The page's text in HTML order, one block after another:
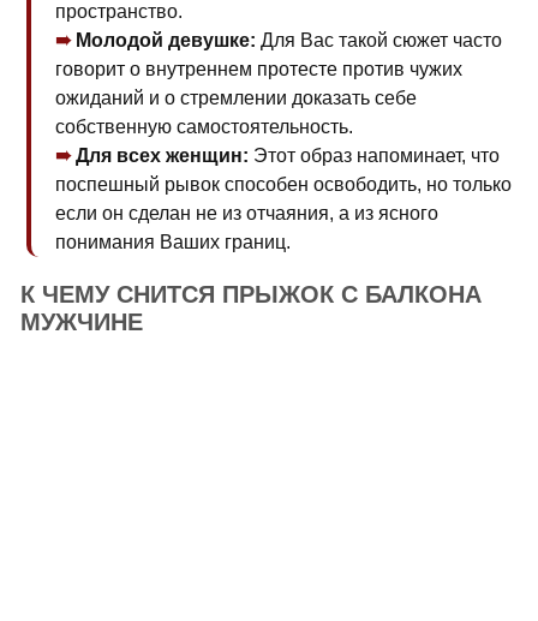
пространство.
Молодой девушке: Для Вас такой сюжет часто
говорит о внутреннем протесте против чужих
ожиданий и о стремлении доказать себе
собственную самостоятельность.
Для всех женщин: Этот образ напоминает, что
поспешный рывок способен освободить, но только
если он сделан не из отчаяния, а из ясного
понимания Ваших границ.
К ЧЕМУ СНИТСЯ ПРЫЖОК С БАЛКОНА
МУЖЧИНЕ